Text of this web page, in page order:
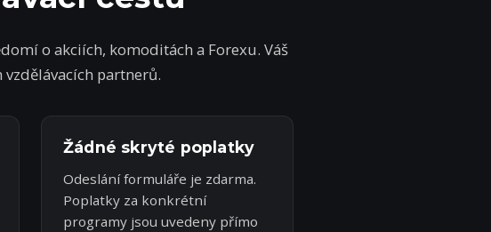
o akciích, komoditách a Forexu. Váš
partnerů.
Žádné skryté poplatky
Odeslání formuláře je zdarma.
Poplatky za konkrétní
programy jsou uvedeny přímo